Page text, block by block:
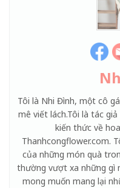
Tôi là Nhi Đình, một cô
mê viết lách.Tôi là tác
kiến thức về
Thanhcongflower.com.
của những món quà
thường vượt xa những gì
mong muốn mang lại